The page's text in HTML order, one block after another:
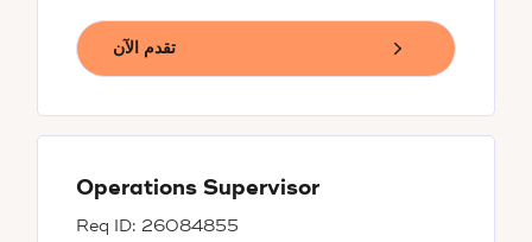
تقدم الآن
Operations Supervisor
26084855